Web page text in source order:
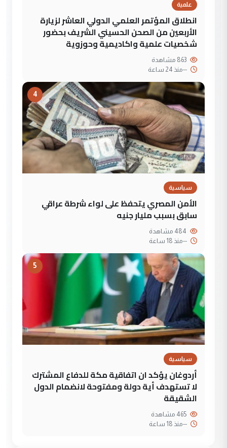
علمية
انطلاق المؤتمر العلمي الدولي العاشر لزيارة
الأربعين من الصحن الحسيني الشريف بحضور
شخصيات علمية واكاديمية وحوزوية
--منذ 24 ساعة
4
سياسية
الأمن المصري يتحفظ على لواء شرطة عراقي
سابق بسبب مليار جنيه
--منذ 18 ساعة
5
سياسية
أردوغان يؤكد ان اتفاقية مكة للدفاع المشترك
لا تستهدف أية دولة ومفتوحة لانضمام الدول
الشقيقة
--منذ 18 ساعة